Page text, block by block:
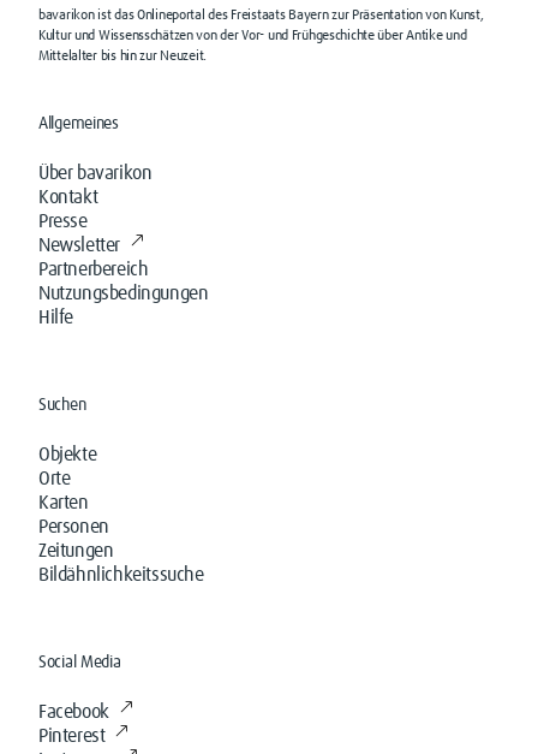
bavarikon ist das Onlineportal des Freistaats Bayern zur Präsentation von Kunst,
Kultur und Wissensschätzen von der Vor- und Frühgeschichte über Antike und
Mittelalter bis hin zur Neuzeit.
Allgemeines
Über bavarikon
Kontakt
Presse
Newsletter
Partnerbereich
Nutzungsbedingungen
Hilfe
Suchen
Objekte
Orte
Karten
Personen
Zeitungen
Bildähnlichkeitssuche
Social Media
Facebook
Pinterest